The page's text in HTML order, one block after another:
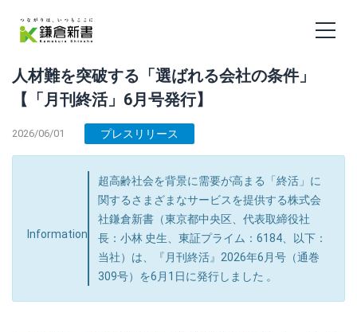
人材難を突破する「選ばれる会社の条件」
【「月刊終活」6月号発行】
2026/06/01 プレスリリース
Information
超高齢社会を背景に需要が高まる「終活」に
関するさまざまなサービスを提供する株式会
社鎌倉新書（東京都中央区、代表取締役社
長：小林 史生、東証プライム：6184、以下：
当社）は、『月刊終活』2026年6月号（通巻
309号）を6月1日に発行しました 。